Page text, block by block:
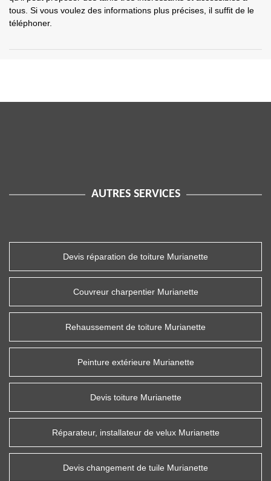
tous. Si vous voulez des informations plus précises, il suffit de le
téléphoner.
AUTRES SERVICES
Devis réparation de toiture Murianette
Couvreur charpentier Murianette
Rehaussement de toiture Murianette
Peinture extérieure Murianette
Devis toiture Murianette
Réparateur, installateur de velux Murianette
Devis changement de tuile Murianette